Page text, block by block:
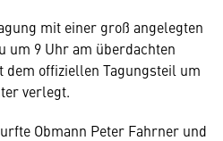
mit einer groß angelegten
um 9 Uhr am überdachten
offiziellen Tagungsteil um
verlegt.
Obmann Peter Fahrner und